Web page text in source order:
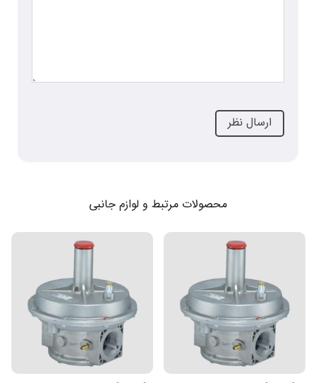
محصولات مرتبط و لوازم جانبی